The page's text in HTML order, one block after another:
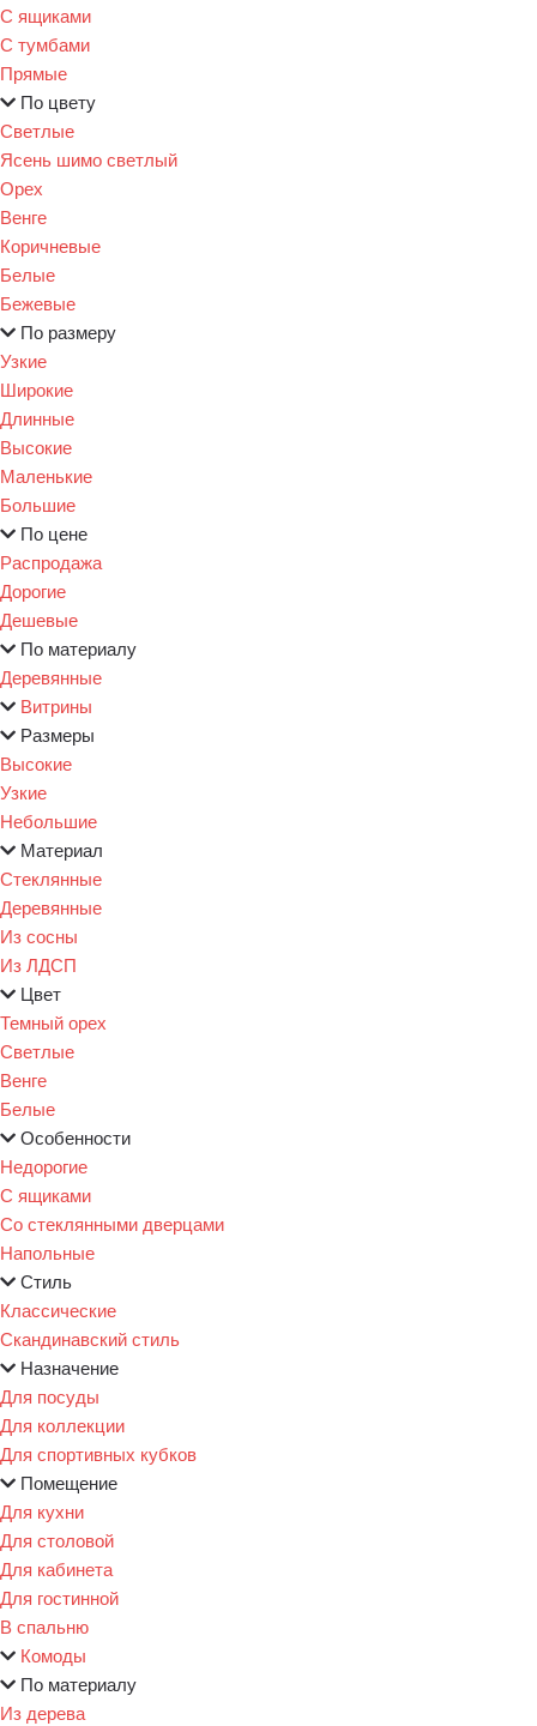
С ящиками
С тумбами
Прямые
По цвету
Светлые
Ясень шимо светлый
Орех
Венге
Коричневые
Белые
Бежевые
По размеру
Узкие
Широкие
Длинные
Высокие
Маленькие
Большие
По цене
Распродажа
Дорогие
Дешевые
По материалу
Деревянные
Витрины
Размеры
Высокие
Узкие
Небольшие
Материал
Стеклянные
Деревянные
Из сосны
Из ЛДСП
Цвет
Темный орех
Светлые
Венге
Белые
Особенности
Недорогие
С ящиками
Со стеклянными дверцами
Напольные
Стиль
Классические
Скандинавский стиль
Назначение
Для посуды
Для коллекции
Для спортивных кубков
Помещение
Для кухни
Для столовой
Для кабинета
Для гостинной
В спальню
Комоды
По материалу
Из дерева